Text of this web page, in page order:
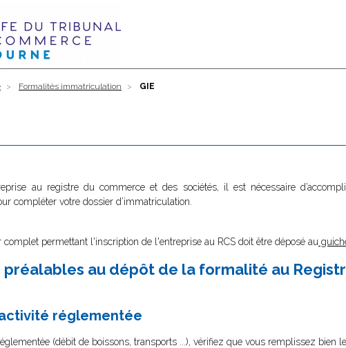
Formalités immatriculation GIE
au registre du commerce et des sociétés, il est nécessaire
compléter votre dossier d’immatriculation.
complet permettant l'inscription de l'entreprise au RCS doit être déposé au
préalables au dépôt de la formalité au
activité réglementée
(débit de boissons, transports ...), vérifiez que vous remplissez bien